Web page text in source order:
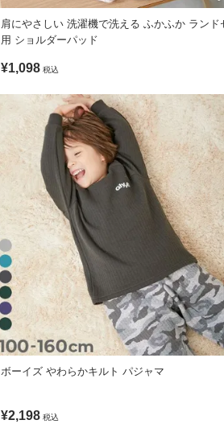
肩にやさしい 洗濯機で洗える ふかふか ランド
用 ショルダーパッド
¥1,098 税込
ボーイズ やわらかキルト パジャマ
¥2,198 税込